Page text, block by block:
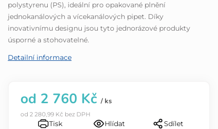
hvězdiček.
polystyrenu (PS), ideální pro opakované plnění
jednokanálových a vícekanálových pipet. Díky
inovativnímu designu jsou tyto jednorázové produkty
úsporné a stohovatelné.
Detailní informace
od 2 760 Kč / ks
od 2 280,99 Kč bez DPH
Tisk Hlídat Sdílet